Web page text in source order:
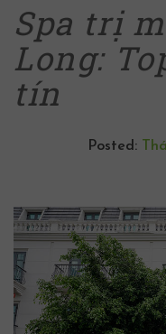
Spa trị
Long:
tín
Posted: